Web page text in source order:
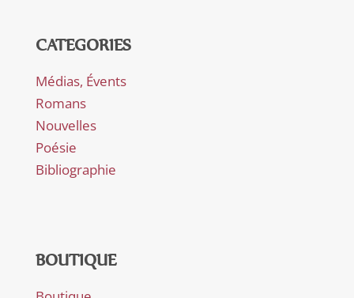
CATEGORIES
Médias, Évents
Romans
Nouvelles
Poésie
Bibliographie
BOUTIQUE